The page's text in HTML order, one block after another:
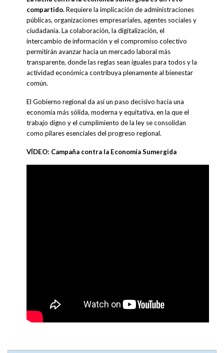
compartido.Requiere la implicación de administraciones
públicas, organizaciones empresariales, agentes sociales y
ciudadanía. La colaboración, la digitalización, el
intercambio de información y el compromiso colectivo
permitirán avanzar hacia un mercado laboral más
transparente, donde las reglas sean iguales para todos y la
actividad económica contribuya plenamente al bienestar
común.
El Gobierno regional da así un paso decisivo hacia una
economía más sólida, moderna y equitativa, en la que el
trabajo digno y el cumplimiento de la ley se consolidan
como pilares esenciales del progreso regional.
VÍDEO: Campaña contra la Economía Sumergida